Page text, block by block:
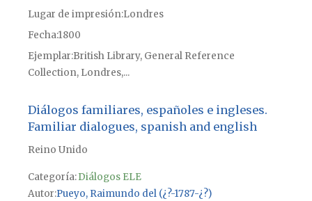
Lugar de impresiónLondres
Fecha1800
Ejemplar British Library, General Reference
Collection, Londres,...
Diálogos familiares, españoles e ingleses.
Familiar dialogues, spanish and english
Reino Unido
Categoría:Diálogos ELE
Autor Pueyo, Raimundo del (¿?-1787-¿?)